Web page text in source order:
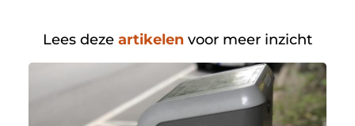
Lees deze artikelen voor meer inzicht